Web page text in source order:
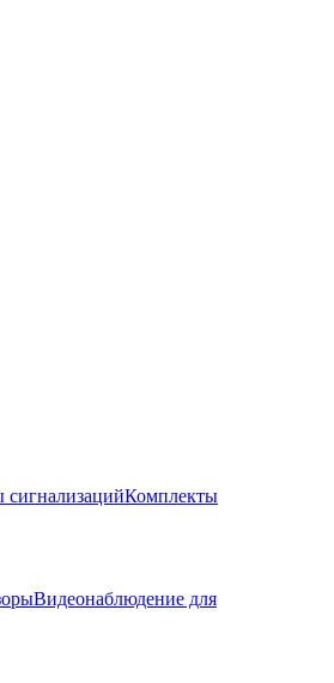
Комплекты
Видеонаблюдение для